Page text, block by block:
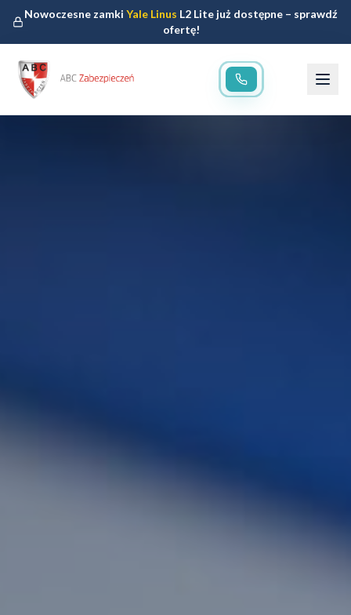
Nowoczesne zamkiYale Linus L2 Lite już dostępne – sprawdź
ofertę!